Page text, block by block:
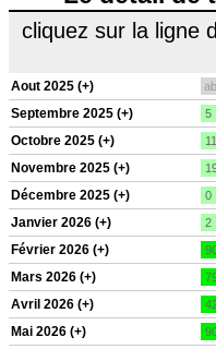
cliquez sur la ligne
Aout 2025 (+)
Septembre 2025 (+) 5
Octobre 2025 (+) 11
Novembre 2025 (+)
Décembre 2025 (+) 0
Janvier 2026 (+) 2
Février 2026 (+)
Mars 2026 (+)
Avril 2026 (+)
Mai 2026 (+)